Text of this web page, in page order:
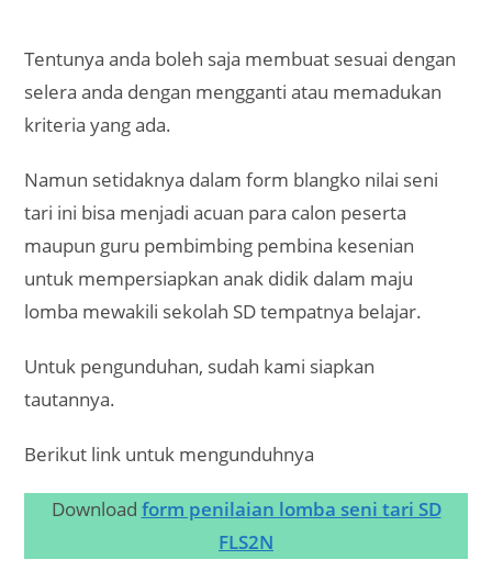
Tentunya anda boleh saja membuat sesuai dengan
selera anda dengan mengganti atau memadukan
kriteria yang ada.
Namun setidaknya dalam form blangko nilai seni
tari ini bisa menjadi acuan para calon peserta
maupun guru pembimbing pembina kesenian
untuk mempersiapkan anak didik dalam maju
lomba mewakili sekolah SD tempatnya belajar.
Untuk pengunduhan, sudah kami siapkan
tautannya.
Berikut link untuk mengunduhnya
Download form penilaian lomba seni tari SD
FLS2N